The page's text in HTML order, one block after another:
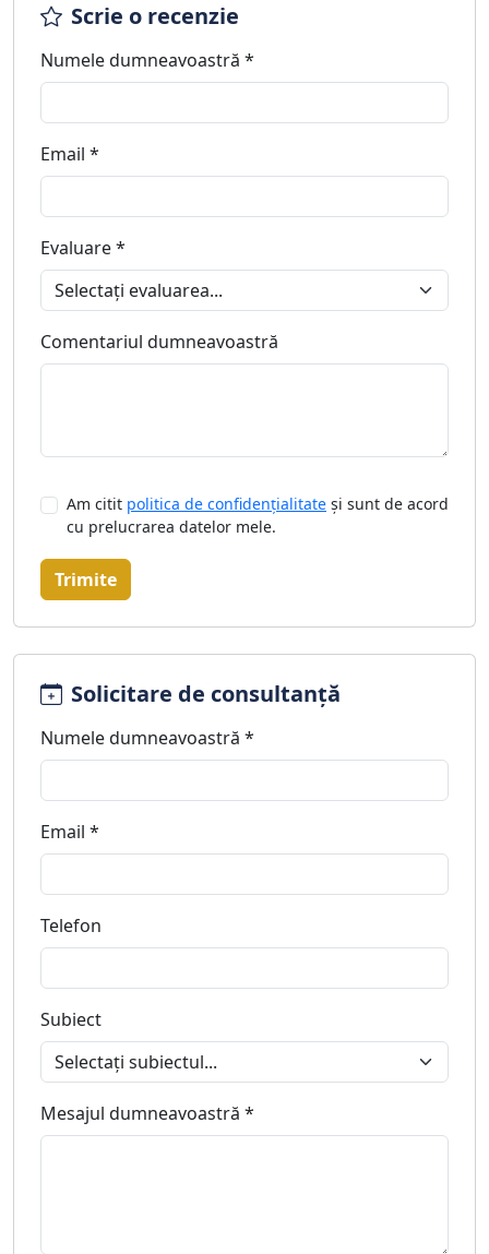
Scrie o recenzie
Numele dumneavoastră *
Email *
Evaluare *
Comentariul dumneavoastră
Am citit politica de confidențialitate și sunt de acord
cu prelucrarea datelor mele.
Trimite
Solicitare de consultanță
Numele dumneavoastră *
Email *
Telefon
Subiect
Mesajul dumneavoastră *